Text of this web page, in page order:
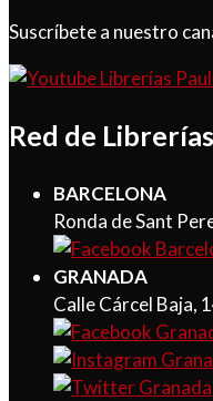
Suscríbete a nuestro
Red de Librerías
BARCELONA
Ronda de Sant
GRANADA
Calle Cárcel Baja,